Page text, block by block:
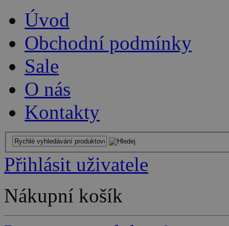
Úvod
Obchodní podmínky
Sale
O nás
Kontakty
Přihlásit uživatele
Nákupní košík